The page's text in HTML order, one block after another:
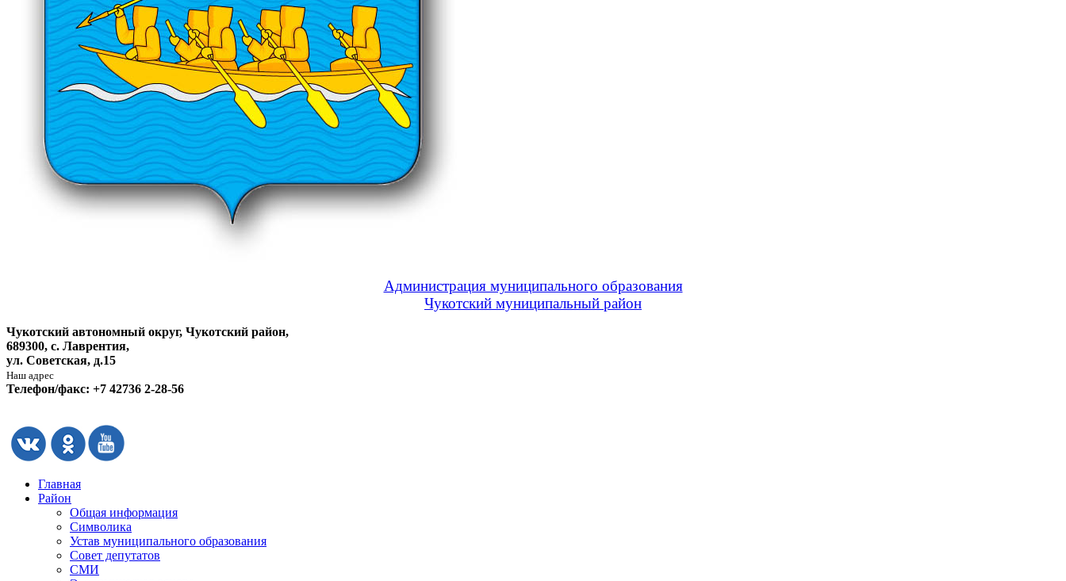
Администрация муниципального образования
Чукотский муниципальный район
Чукотский автономный округ, Чукотский район,
689300, с. Лаврентия,
ул. Советская, д.15
Наш адрес
Телефон/факс: +7 42736 2-28-56
Главная
Район
Общая информация
Символика
Устав муниципального образования
Совет депутатов
СМИ